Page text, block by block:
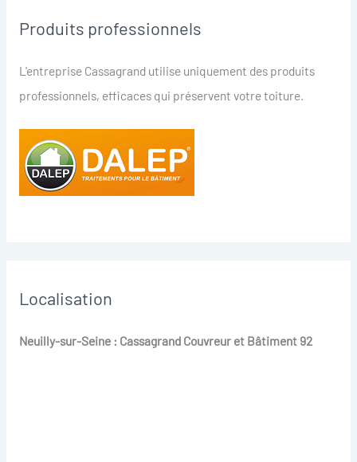
Produits professionnels
L'entreprise Cassagrand utilise uniquement des produits
professionnels, efficaces qui préservent votre toiture.
Localisation
Neuilly-sur-Seine : Cassagrand Couvreur et Bâtiment 92